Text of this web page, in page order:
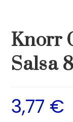
Knorr
Salsa
3,77 €